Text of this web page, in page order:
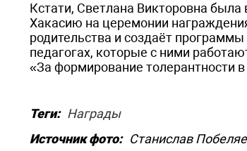
Кстати, Светлана Викторовна
Хакасию на церемонии
родительства и создаёт
педагогах, которые с ними
«За формирование толерантности
Теги: Награды
Источник фото: Станислав